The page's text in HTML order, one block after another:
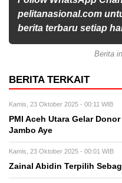
pelitanasional.com
berita terbaru setiap
Berita
BERITA TERKAIT
Kamis, 23 Oktober 2025 - 00:11 WIB
PMI Aceh Utara Gelar
Jambo Aye
Kamis, 23 Oktober 2025 - 00:01 WIB
Zainal Abidin Terpilih